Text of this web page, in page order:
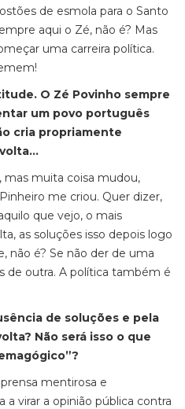
de esmola para o Santo
aqui o Zé, não é? Mas
uma carreira política.
O Zé Povinho sempre
um povo português
cria propriamente
muita coisa mudou,
me criou. Quer dizer,
que vejo, o mais
as soluções isso depois logo
não é? Se não der de uma
de outra. A política também é
de soluções e pela
Não será isso o que
mentirosa e
a virar a opinião pública contra